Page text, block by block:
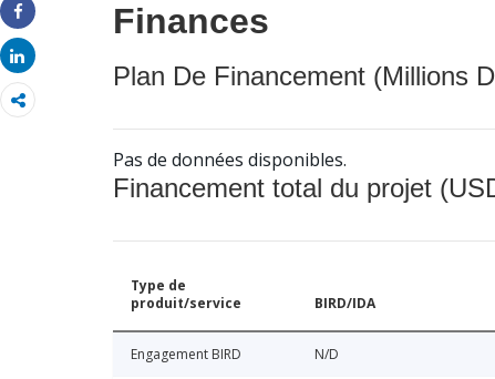
Share
Share
Finances
Plan De Financement (Millions
Pas de données disponibles.
Financement total du projet
Type de
produit/service
BIRD/IDA
Engagement BIRD N/D